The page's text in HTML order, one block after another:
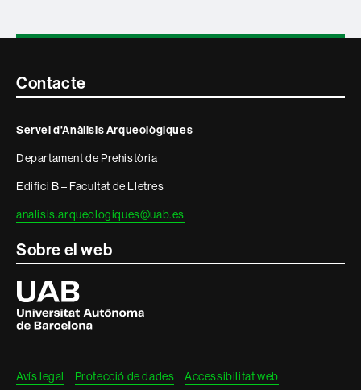
Contacte
informació
legal
Contacte
Servei d'Anàlisis Arqueològiques
Departament de Prehistòria
Edifici B – Facultat de Lletres
analisis.arqueologiques@uab.es
Sobre el web
Universitat
Autònoma
de
Barcelona
Avís legal Protecció de dades Accessibilitat web